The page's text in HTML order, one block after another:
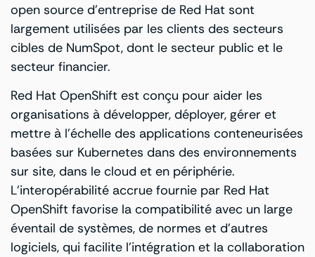
open source d’entreprise de Red Hat sont
largement utilisées par les clients des secteurs
cibles de NumSpot, dont le secteur public et le
secteur financier.
Red Hat OpenShift est conçu pour aider les
organisations à développer, déployer, gérer et
mettre à l’échelle des applications conteneurisées
basées sur Kubernetes dans des environnements
sur site, dans le cloud et en périphérie.
L’interopérabilité accrue fournie par Red Hat
OpenShift favorise la compatibilité avec un large
éventail de systèmes, de normes et d’autres
logiciels, qui facilite l’intégration et la collaboration